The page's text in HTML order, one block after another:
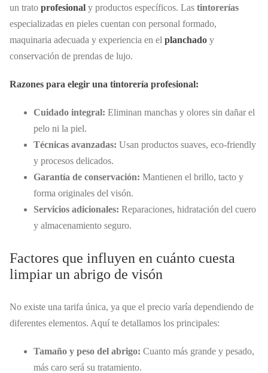
un trato profesional y productos específicos. Las tintorerías
especializadas en pieles cuentan con personal formado,
maquinaria adecuada y experiencia en el planchado y
conservación de prendas de lujo.
Razones para elegir una tintorería profesional:
Cuidado integral: Eliminan manchas y olores sin dañar el
pelo ni la piel.
Técnicas avanzadas: Usan productos suaves, eco-friendly
y procesos delicados.
Garantía de conservación: Mantienen el brillo, tacto y
forma originales del visón.
Servicios adicionales: Reparaciones, hidratación del cuero
y almacenamiento seguro.
Factores que influyen en cuánto cuesta
limpiar un abrigo de visón
No existe una tarifa única, ya que el precio varía dependiendo de
diferentes elementos. Aquí te detallamos los principales:
Tamaño y peso del abrigo: Cuanto más grande y pesado,
más caro será su tratamiento.